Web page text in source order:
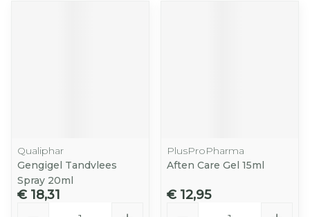
Qualiphar
Gengigel Tandvlees
Spray 20ml
€ 18,31
PlusProPharma
Aften Care Gel 15ml
€ 12,95